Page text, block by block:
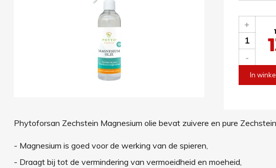
1
-
+
In
Phytoforsan Zechstein Magnesium olie bevat zuivere en pure
- Magnesium is goed voor de werking van de spieren,
- Draagt bij tot de vermindering van vermoeidheid en moeheid,